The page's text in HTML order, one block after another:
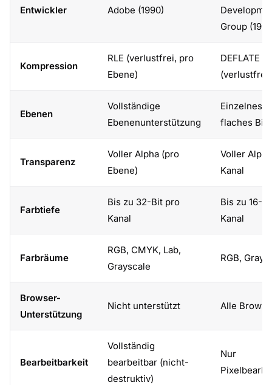
Entwickler Adobe (1990)
Group
Kompression
RLE (verlustfrei, pro
Ebene)
DEFLATE
(verlustfrei)
Ebenen
Vollständige
Ebenenunterstützung
Einzelnes
flaches Bild
Transparenz
Voller Alpha (pro
Ebene)
Voller
Kanal
Farbtiefe
Bis zu 32-Bit pro
Kanal
Bis zu 16-
Kanal
Farbräume
RGB, CMYK, Lab,
Grayscale
RGB,
Browser-
Unterstützung
Nicht unterstützt Alle
Bearbeitbarkeit
Vollständig
bearbeitbar (nicht-
destruktiv)
Nur